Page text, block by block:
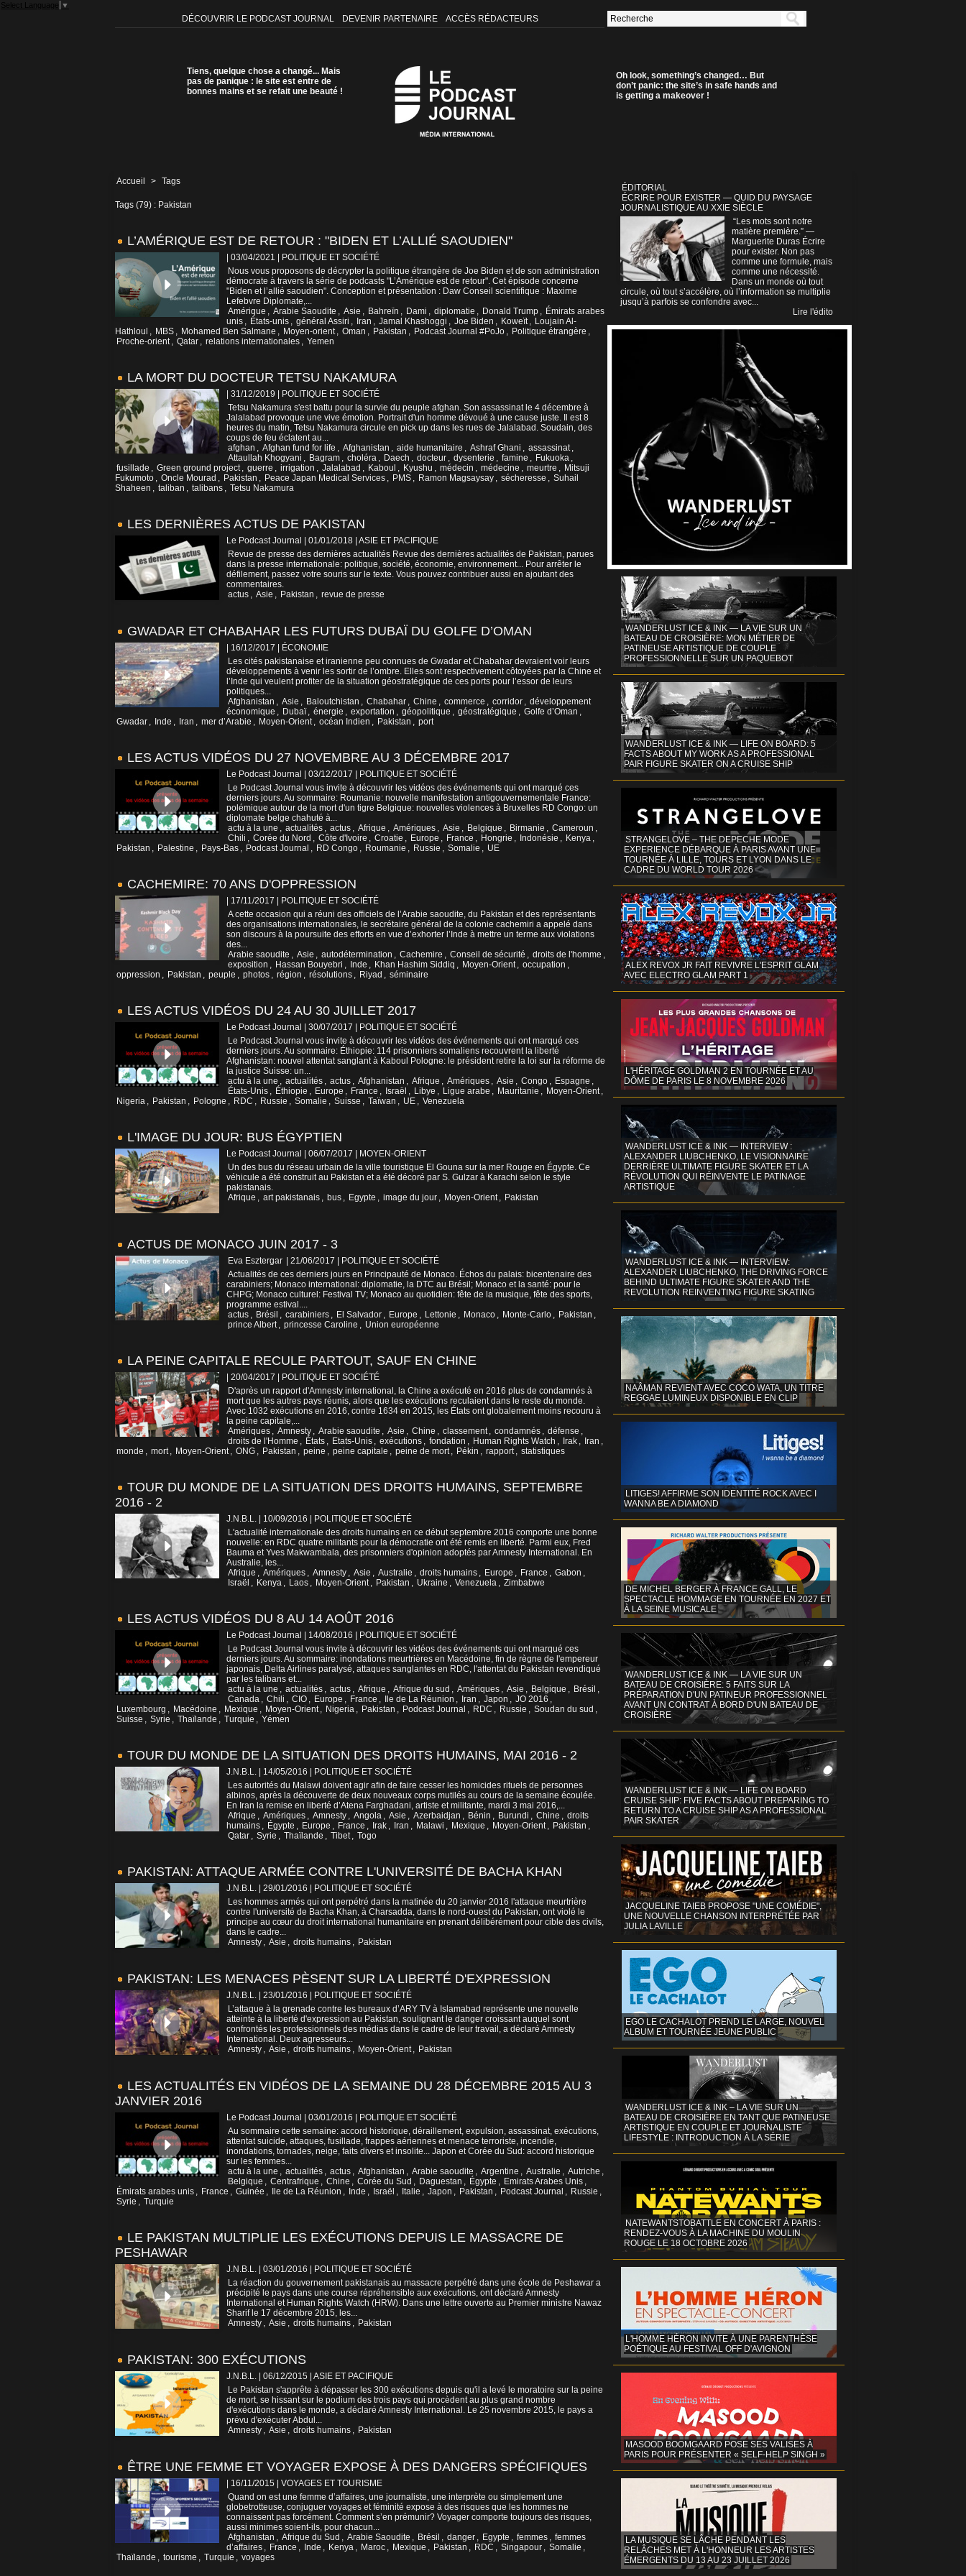
Select Language ▼
DÉCOUVRIR LE PODCAST JOURNAL DEVENIR PARTENAIRE ACCÈS RÉDACTEURS
Tiens, quelque chose a changé... Mais
pas de panique : le site est entre de
bonnes mains et se refait une beauté !
Oh look, something’s changed… But
don’t panic: the site’s in safe hands and
is getting a makeover !
Accueil > Tags
Tags (79) : Pakistan
L’AMÉRIQUE EST DE RETOUR : "BIDEN ET L’ALLIÉ SAOUDIEN"
| 03/04/2021
POLITIQUE ET SOCIÉTÉ
Nous vous proposons de décrypter la politique étrangère de Joe Biden et de son administration
démocrate à travers la série de podcasts "L’Amérique est de retour". Cet épisode concerne
"Biden et l’allié saoudien". Conception et présentation : Daw Conseil scientifique : Maxime
Lefebvre Diplomate,...
Amérique , Arabie Saoudite , Asie , Bahreïn , Dami , diplomatie , Donald Trump , Émirats arabes
unis , États-unis , général Assiri , Iran , Jamal Khashoggi , Joe Biden , Koweït , Loujain Al-
Hathloul , MBS , Mohamed Ben Salmane , Moyen-orient , Oman , Pakistan , Podcast Journal #PoJo , Politique étrangère ,
Proche-orient , Qatar , relations internationales , Yemen
LA MORT DU DOCTEUR TETSU NAKAMURA
| 31/12/2019
POLITIQUE ET SOCIÉTÉ
Tetsu Nakamura s'est battu pour la survie du peuple afghan. Son assassinat le 4 décembre à
Jalalabad provoque une vive émotion. Portrait d'un homme dévoué à une cause juste. Il est 8
heures du matin, Tetsu Nakamura circule en pick up dans les rues de Jalalabad. Soudain, des
coups de feu éclatent au...
afghan , Afghan fund for life , Afghanistan , aide humanitaire , Ashraf Ghani , assassinat ,
Attaullah Khogyani , Bagram , choléra , Daech , docteur , dysenterie , famine , Fukuoka ,
fusillade , Green ground project , guerre , irrigation , Jalalabad , Kaboul , Kyushu , médecin , médecine , meurtre , Mitsuji
Fukumoto , Oncle Mourad , Pakistan , Peace Japan Medical Services , PMS , Ramon Magsaysay , sécheresse , Suhail
Shaheen , taliban , talibans , Tetsu Nakamura
LES DERNIÈRES ACTUS DE PAKISTAN
Le Podcast Journal | 01/01/2018 ASIE ET PACIFIQUE
Revue de presse des dernières actualités Revue des dernières actualités de Pakistan, parues
dans la presse internationale: politique, société, économie, environnement... Pour arrêter le
défilement, passez votre souris sur le texte. Vous pouvez contribuer aussi en ajoutant des
commentaires.
actus , Asie , Pakistan , revue de presse
GWADAR ET CHABAHAR LES FUTURS DUBAÏ DU GOLFE D’OMAN
| 16/12/2017
ÉCONOMIE
Les cités pakistanaise et iranienne peu connues de Gwadar et Chabahar devraient voir leurs
développements à venir les sortir de l’ombre. Elles sont respectivement côtoyées par la Chine et
l’Inde qui veulent profiter de la situation géostratégique de ces ports pour l’essor de leurs
politiques...
Afghanistan , Asie , Baloutchistan , Chabahar , Chine , commerce , corridor , développement
économique , Dubaï , énergie , exportation , géopolitique , géostratégique , Golfe d’Oman ,
Gwadar , Inde , Iran , mer d’Arabie , Moyen-Orient , océan Indien , Pakistan , port
LES ACTUS VIDÉOS DU 27 NOVEMBRE AU 3 DÉCEMBRE 2017
Le Podcast Journal | 03/12/2017
POLITIQUE ET SOCIÉTÉ
Le Podcast Journal vous invite à découvrir les vidéos des événements qui ont marqué ces
derniers jours. Au sommaire: Roumanie: nouvelle manifestation antigouvernementale France:
polémique autour de la mort d'un tigre Belgique: nouvelles violences à Bruxelles RD Congo: un
diplomate belge chahuté à...
actu à la une , actualités , actus , Afrique , Amériques , Asie , Belgique , Birmanie , Cameroun ,
Chili , Corée du Nord , Côte d'Ivoire , Croatie , Europe , France , Hongrie , Indonésie , Kenya ,
Pakistan , Palestine , Pays-Bas , Podcast Journal , RD Congo , Roumanie , Russie , Somalie , UE
CACHEMIRE: 70 ANS D'OPPRESSION
| 17/11/2017
POLITIQUE ET SOCIÉTÉ
A cette occasion qui a réuni des officiels de l’Arabie saoudite, du Pakistan et des représentants
des organisations internationales, le secrétaire général de la colonie cachemiri a appelé dans
son discours à la poursuite des efforts en vue d’exhorter l’Inde à mettre un terme aux violations
des...
Arabie saoudite , Asie , autodétermination , Cachemire , Conseil de sécurité , droits de l'homme ,
exposition , Hassan Bouyebri , Inde , Khan Hashim Siddiq , Moyen-Orient , occupation ,
oppression , Pakistan , peuple , photos , région , résolutions , Riyad , séminaire
LES ACTUS VIDÉOS DU 24 AU 30 JUILLET 2017
Le Podcast Journal | 30/07/2017
POLITIQUE ET SOCIÉTÉ
Le Podcast Journal vous invite à découvrir les vidéos des événements qui ont marqué ces
derniers jours. Au sommaire: Éthiopie: 114 prisonniers somaliens recouvrent la liberté
Afghanistan: nouvel attentat sanglant à Kaboul Pologne: le président retire la loi sur la réforme de
la justice Suisse: un...
actu à la une , actualités , actus , Afghanistan , Afrique , Amériques , Asie , Congo , Espagne ,
États-Unis , Éthiopie , Europe , France , Israël , Libye , Ligue arabe , Mauritanie , Moyen-Orient ,
Nigeria , Pakistan , Pologne , RDC , Russie , Somalie , Suisse , Taïwan , UE , Venezuela
L'IMAGE DU JOUR: BUS ÉGYPTIEN
Le Podcast Journal | 06/07/2017
MOYEN-ORIENT
Un des bus du réseau urbain de la ville touristique El Gouna sur la mer Rouge en Égypte. Ce
véhicule a été construit au Pakistan et a été décoré par S. Gulzar à Karachi selon le style
pakistanais.
Afrique , art pakistanais , bus , Egypte , image du jour , Moyen-Orient , Pakistan
ACTUS DE MONACO JUIN 2017 - 3
Eva Esztergar | 21/06/2017
POLITIQUE ET SOCIÉTÉ
Actualités de ces derniers jours en Principauté de Monaco. Échos du palais: bicentenaire des
carabiniers; Monaco international: diplomatie, la DTC au Brésil; Monaco et la santé: pour le
CHPG; Monaco culturel: Festival TV; Monaco au quotidien: fête de la musique, fête des sports,
programme estival....
actus , Brésil , carabiniers , El Salvador , Europe , Lettonie , Monaco , Monte-Carlo , Pakistan ,
prince Albert , princesse Caroline , Union européenne
LA PEINE CAPITALE RECULE PARTOUT, SAUF EN CHINE
| 20/04/2017
POLITIQUE ET SOCIÉTÉ
D'après un rapport d'Amnesty international, la Chine a exécuté en 2016 plus de condamnés à
mort que les autres pays réunis, alors que les exécutions reculaient dans le reste du monde.
Avec 1032 exécutions en 2016, contre 1634 en 2015, les États ont globalement moins recouru à
la peine capitale,...
Amériques , Amnesty , Arabie saoudite , Asie , Chine , classement , condamnés , défense ,
droits de l'Homme , États , Etats-Unis , exécutions , fondation , Human Rights Watch , Irak , Iran ,
monde , mort , Moyen-Orient , ONG , Pakistan , peine , peine capitale , peine de mort , Pékin , rapport , statistiques
TOUR DU MONDE DE LA SITUATION DES DROITS HUMAINS, SEPTEMBRE
2016 - 2
J.N.B.L. | 10/09/2016
POLITIQUE ET SOCIÉTÉ
L'actualité internationale des droits humains en ce début septembre 2016 comporte une bonne
nouvelle: en RDC quatre militants pour la démocratie ont été remis en liberté. Parmi eux, Fred
Bauma et Yves Makwambala, des prisonniers d'opinion adoptés par Amnesty International. En
Australie, les...
Afrique , Amériques , Amnesty , Asie , Australie , droits humains , Europe , France , Gabon ,
Israël , Kenya , Laos , Moyen-Orient , Pakistan , Ukraine , Venezuela , Zimbabwe
LES ACTUS VIDÉOS DU 8 AU 14 AOÛT 2016
Le Podcast Journal | 14/08/2016
POLITIQUE ET SOCIÉTÉ
Le Podcast Journal vous invite à découvrir les vidéos des événements qui ont marqué ces
derniers jours. Au sommaire: inondations meurtrières en Macédoine, fin de règne de l'empereur
japonais, Delta Airlines paralysé, attaques sanglantes en RDC, l'attentat du Pakistan revendiqué
par les talibans et...
actu à la une , actualités , actus , Afrique , Afrique du sud , Amériques , Asie , Belgique , Brésil ,
Canada , Chili , CIO , Europe , France , Ile de La Réunion , Iran , Japon , JO 2016 ,
Luxembourg , Macédoine , Mexique , Moyen-Orient , Nigeria , Pakistan , Podcast Journal , RDC , Russie , Soudan du sud ,
Suisse , Syrie , Thaïlande , Turquie , Yémen
TOUR DU MONDE DE LA SITUATION DES DROITS HUMAINS, MAI 2016 - 2
J.N.B.L. | 14/05/2016
POLITIQUE ET SOCIÉTÉ
Les autorités du Malawi doivent agir afin de faire cesser les homicides rituels de personnes
albinos, après la découverte de deux nouveaux corps mutilés au cours de la semaine écoulée.
En Iran la remise en liberté d’Atena Farghadani, artiste et militante, mardi 3 mai 2016,...
Afrique , Amériques , Amnesty , Angola , Asie , Azerbaidjan , Bénin , Burundi , Chine , droits
humains , Égypte , Europe , France , Irak , Iran , Malawi , Mexique , Moyen-Orient , Pakistan ,
Qatar , Syrie , Thaïlande , Tibet , Togo
PAKISTAN: ATTAQUE ARMÉE CONTRE L'UNIVERSITÉ DE BACHA KHAN
J.N.B.L. | 29/01/2016
POLITIQUE ET SOCIÉTÉ
Les hommes armés qui ont perpétré dans la matinée du 20 janvier 2016 l'attaque meurtrière
contre l'université de Bacha Khan, à Charsadda, dans le nord-ouest du Pakistan, ont violé le
principe au cœur du droit international humanitaire en prenant délibérément pour cible des civils,
dans le cadre...
Amnesty , Asie , droits humains , Pakistan
PAKISTAN: LES MENACES PÈSENT SUR LA LIBERTÉ D'EXPRESSION
J.N.B.L. | 23/01/2016
POLITIQUE ET SOCIÉTÉ
L’attaque à la grenade contre les bureaux d’ARY TV à Islamabad représente une nouvelle
atteinte à la liberté d'expression au Pakistan, soulignant le danger croissant auquel sont
confrontés les professionnels des médias dans le cadre de leur travail, a déclaré Amnesty
International. Deux agresseurs...
Amnesty , Asie , droits humains , Moyen-Orient , Pakistan
LES ACTUALITÉS EN VIDÉOS DE LA SEMAINE DU 28 DÉCEMBRE 2015 AU 3
JANVIER 2016
Le Podcast Journal | 03/01/2016
POLITIQUE ET SOCIÉTÉ
Au sommaire cette semaine: accord historique, déraillement, expulsion, assassinat, exécutions,
attentat suicide, attaques, fusillade, frappes aériennes et menace terroriste, incendie,
inondations, tornades, neige, faits divers et insolite... Japon et Corée du Sud: accord historique
sur les femmes...
actu à la une , actualités , actus , Afghanistan , Arabie saoudite , Argentine , Australie , Autriche ,
Belgique , Centrafrique , Chine , Corée du Sud , Daguestan , Égypte , Emirats Arabes Unis ,
Émirats arabes unis , France , Guinée , Ile de La Réunion , Inde , Israël , Italie , Japon , Pakistan , Podcast Journal , Russie ,
Syrie , Turquie
LE PAKISTAN MULTIPLIE LES EXÉCUTIONS DEPUIS LE MASSACRE DE
PESHAWAR
J.N.B.L. | 03/01/2016
POLITIQUE ET SOCIÉTÉ
La réaction du gouvernement pakistanais au massacre perpétré dans une école de Peshawar a
précipité le pays dans une course répréhensible aux exécutions, ont déclaré Amnesty
International et Human Rights Watch (HRW). Dans une lettre ouverte au Premier ministre Nawaz
Sharif le 17 décembre 2015, les...
Amnesty , Asie , droits humains , Pakistan
PAKISTAN: 300 EXÉCUTIONS
J.N.B.L. | 06/12/2015
ASIE ET PACIFIQUE
Le Pakistan s'apprête à dépasser les 300 exécutions depuis qu'il a levé le moratoire sur la peine
de mort, se hissant sur le podium des trois pays qui procèdent au plus grand nombre
d'exécutions dans le monde, a déclaré Amnesty International. Le 25 novembre 2015, le pays a
prévu d'exécuter Abdul...
Amnesty , Asie , droits humains , Pakistan
ÊTRE UNE FEMME ET VOYAGER EXPOSE À DES DANGERS SPÉCIFIQUES
| 16/11/2015
VOYAGES ET TOURISME
Quand on est une femme d’affaires, une journaliste, une interprète ou simplement une
globetrotteuse, conjuguer voyages et féminité expose à des risques que les hommes ne
connaissent pas forcément. Comment s’en prémunir? Voyager comporte toujours des risques,
aussi minimes soient-ils, pour chacun...
Afghanistan , Afrique du Sud , Arabie Saoudite , Brésil , danger , Egypte , femmes , femmes
d’affaires , France , Inde , Kenya , Maroc , Mexique , Pakistan , RDC , Singapour , Somalie ,
Thaïlande , tourisme , Turquie , voyages
ÉDITORIAL
ÉCRIRE POUR EXISTER — QUID DU PAYSAGE
JOURNALISTIQUE AU XXIE SIÈCLE
“Les mots sont notre
matière première.” —
Marguerite Duras Écrire
pour exister. Non pas
comme une formule, mais
comme une nécessité.
Dans un monde où tout
circule, où tout s’accélère, où l’information se multiplie
jusqu’à parfois se confondre avec...
Lire l'édito
WANDERLUST ICE & INK — LA VIE SUR UN
BATEAU DE CROISIÈRE: MON MÉTIER DE
PATINEUSE ARTISTIQUE DE COUPLE
PROFESSIONNELLE SUR UN PAQUEBOT
WANDERLUST ICE & INK — LIFE ON BOARD: 5
FACTS ABOUT MY WORK AS A PROFESSIONAL
PAIR FIGURE SKATER ON A CRUISE SHIP
STRANGELOVE – THE DEPECHE MODE
EXPERIENCE DÉBARQUE À PARIS AVANT UNE
TOURNÉE À LILLE, TOURS ET LYON DANS LE
CADRE DU WORLD TOUR 2026
ALEX REVOX JR FAIT REVIVRE L'ESPRIT GLAM
AVEC ELECTRO GLAM PART 1
L'HÉRITAGE GOLDMAN 2 EN TOURNÉE ET AU
DÔME DE PARIS LE 8 NOVEMBRE 2026
WANDERLUST ICE & INK — INTERVIEW :
ALEXANDER LIUBCHENKO, LE VISIONNAIRE
DERRIÈRE ULTIMATE FIGURE SKATER ET LA
RÉVOLUTION QUI RÉINVENTE LE PATINAGE
ARTISTIQUE
WANDERLUST ICE & INK — INTERVIEW:
ALEXANDER LIUBCHENKO, THE DRIVING FORCE
BEHIND ULTIMATE FIGURE SKATER AND THE
REVOLUTION REINVENTING FIGURE SKATING
NAÂMAN REVIENT AVEC COCO WATA, UN TITRE
REGGAE LUMINEUX DISPONIBLE EN CLIP
LITIGES! AFFIRME SON IDENTITÉ ROCK AVEC I
WANNA BE A DIAMOND
DE MICHEL BERGER À FRANCE GALL, LE
SPECTACLE HOMMAGE EN TOURNÉE EN 2027 ET
À LA SEINE MUSICALE
WANDERLUST ICE & INK — LA VIE SUR UN
BATEAU DE CROISIÈRE: 5 FAITS SUR LA
PRÉPARATION D'UN PATINEUR PROFESSIONNEL
AVANT UN CONTRAT À BORD D'UN BATEAU DE
CROISIÈRE
WANDERLUST ICE & INK — LIFE ON BOARD
CRUISE SHIP: FIVE FACTS ABOUT PREPARING TO
RETURN TO A CRUISE SHIP AS A PROFESSIONAL
PAIR SKATER
JACQUELINE TAIEB PROPOSE "UNE COMÉDIE",
UNE NOUVELLE CHANSON INTERPRÉTÉE PAR
JULIA LAVILLE
EGO LE CACHALOT PREND LE LARGE, NOUVEL
ALBUM ET TOURNÉE JEUNE PUBLIC
WANDERLUST ICE & INK – LA VIE SUR UN
BATEAU DE CROISIÈRE EN TANT QUE PATINEUSE
ARTISTIQUE EN COUPLE ET JOURNALISTE
LIFESTYLE : INTRODUCTION À LA SÉRIE
NATEWANTSTOBATTLE EN CONCERT À PARIS :
RENDEZ-VOUS À LA MACHINE DU MOULIN
ROUGE LE 18 OCTOBRE 2026
L'HOMME HÉRON INVITE À UNE PARENTHÈSE
POÉTIQUE AU FESTIVAL OFF D'AVIGNON
MASOOD BOOMGAARD POSE SES VALISES À
PARIS POUR PRÉSENTER « SELF-HELP SINGH »
LA MUSIQUE SE LÂCHE PENDANT LES
RELÂCHES MET À L'HONNEUR LES ARTISTES
ÉMERGENTS DU 13 AU 23 JUILLET 2026